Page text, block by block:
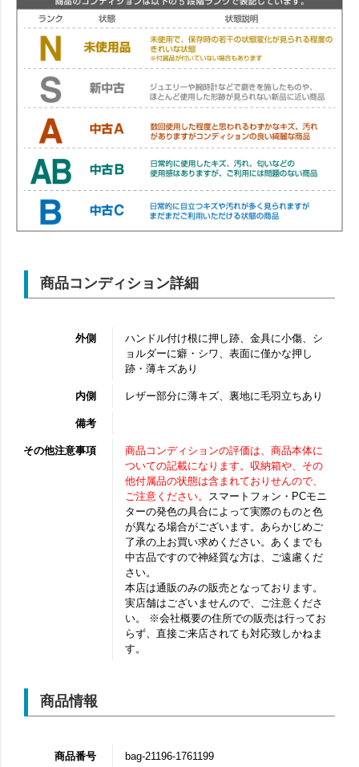
商品コンディション詳細
外側
ハンドル付け根に押し跡、金具に小傷、シ
ョルダーに癖・シワ、表面に僅かな押し
跡・薄キズあり
内側 レザー部分に薄キズ、裏地に毛羽立ちあり
備考
その他注意事項
商品コンディションの評価は、商品本体に
ついての記載になります。収納箱や、その
他付属品の状態は含まれておりせんので、
ご注意ください。 スマートフォン・PCモニ
ターの発色の具合によって実際のものと色
が異なる場合がございます。あらかじめご
了承の上お買い求めください。あくまでも
中古品ですので神経質な方は、ご遠慮くだ
さい。
本店は通販のみの販売となっております。
実店舗はございませんので、ご注意くださ
い。 ※会社概要の住所での販売は行ってお
らず、直接ご来店されても対応致しかねま
す。
商品情報
商品番号 bag-21196-1761199